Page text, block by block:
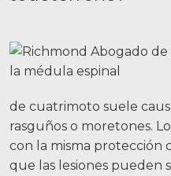
de cuatrimoto suele
rasguños o moretones.
con la misma protección
que las lesiones pueden